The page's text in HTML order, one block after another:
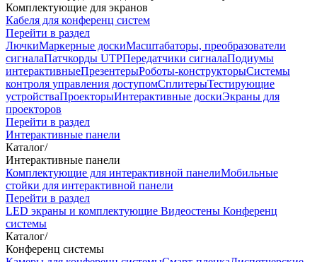
Комплектующие для экранов
Кабеля для конференц систем
Перейти в раздел
ЛючкиМаркерные доскиМасштабаторы, преобразователи
сигналаПатчкорды UTPПередатчики сигналаПодиумы
интерактивныеПрезентерыРоботы-конструкторыСистемы
контроля управления доступомСплитерыТестирующие
устройстваПроекторыИнтерактивные доскиЭкраны для
проекторов
Перейти в раздел
Интерактивные панели
Каталог/
Интерактивные панели
Комплектующие для интерактивной панелиМобильные
стойки для интерактивной панели
Перейти в раздел
LED экраны и комплектующие Видеостены Конференц
системы
Каталог/
Конференц системы